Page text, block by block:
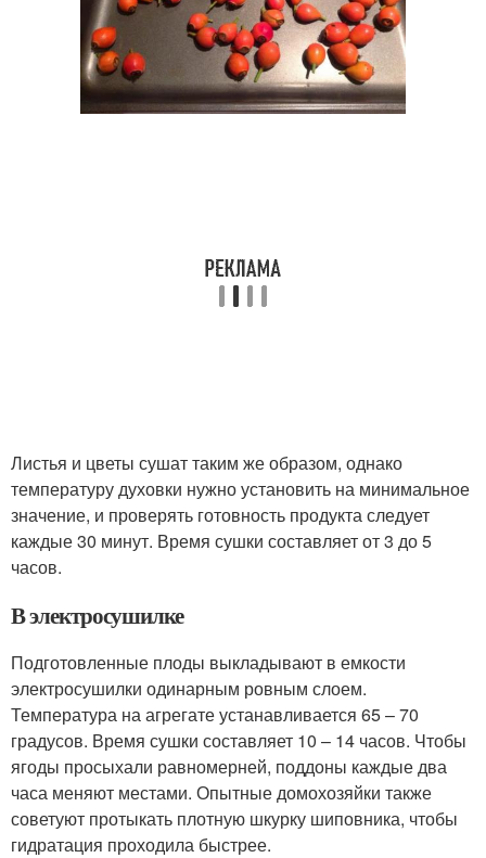
Листья и цветы сушат таким же образом, однако
температуру духовки нужно установить на минимальное
значение, и проверять готовность продукта следует
каждые 30 минут. Время сушки составляет от 3 до 5
часов.
В электросушилке
Подготовленные плоды выкладывают в емкости
электросушилки одинарным ровным слоем.
Температура на агрегате устанавливается 65 – 70
градусов. Время сушки составляет 10 – 14 часов. Чтобы
ягоды просыхали равномерней, поддоны каждые два
часа меняют местами. Опытные домохозяйки также
советуют протыкать плотную шкурку шиповника, чтобы
гидратация проходила быстрее.